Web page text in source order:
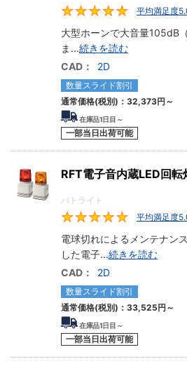
平均満足度
大型ホーンで大音量105dB
ま ...続きを読む
CAD：
2D
数量スライド割引
通常価格(税別)： 32,373円 ～
在庫品1日目～
一部当日出荷可能
RFT電子音内蔵LED回転
パトライト
平均満足度
電球切れによるメンテナン
した電子...続きを読む
CAD：
2D
数量スライド割引
通常価格(税別)： 33,525円 ～
在庫品1日目～
一部当日出荷可能